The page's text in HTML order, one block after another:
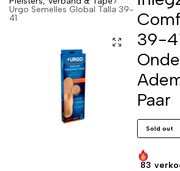
Urgo Semelles Global Talla 39-
41
39-
Paar
Sold out
83